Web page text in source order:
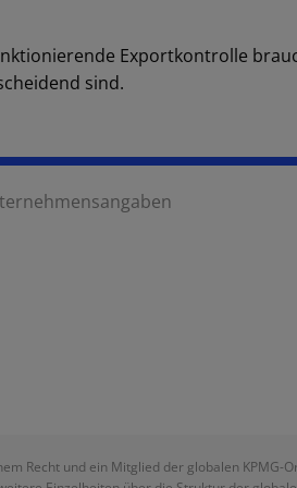
Exportkontrolle
sind.
Recht und ein Mitglied der globalen